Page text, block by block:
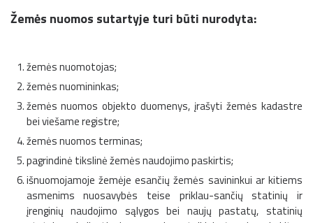
Žemės nuomos sutartyje turi būti nurodyta:
žemės nuomotojas;
žemės nuomininkas;
žemės nuomos objekto duomenys, įrašyti žemės kadastre
bei viešame registre;
žemės nuomos terminas;
pagrindinė tikslinė žemės naudojimo paskirtis;
išnuomojamoje žemėje esančių žemės savininkui ar kitiems
asmenims nuosavybės teise priklau-sančių statinių ir
įrenginių naudojimo sąlygos bei naujų pastatų, statinių